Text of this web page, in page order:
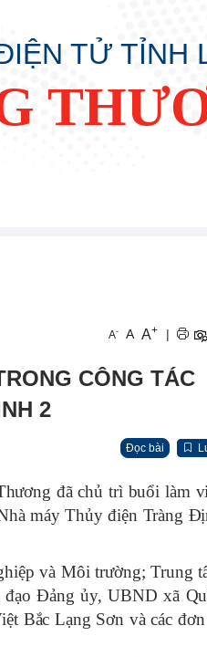
TỬ TỈNH
A- A A+ |
CÔNG TÁC
2
Đọc bài
đã chủ trì buổi làm
máy Thủy điện Tràng
và Môi trường; Trung
Đảng ủy, UBND xã
Bắc Lạng Sơn và các